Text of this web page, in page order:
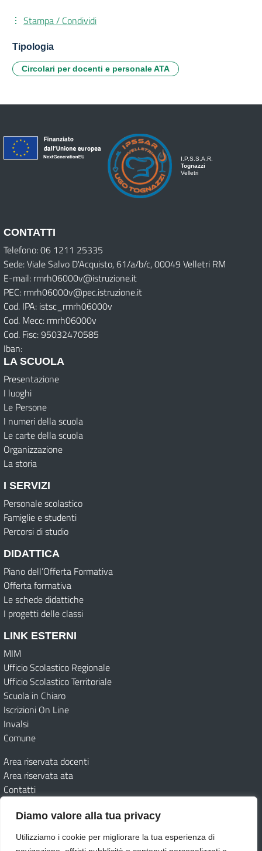
Diamo valore alla tua privacy
Utilizziamo i cookie per migliorare la tua esperienza di
Stampa / Condividi
Tipologia
Circolari per docenti e personale ATA
I.P.S.S.A.R.
Tognazzi
Velletri
CONTATTI
Telefono: 06 1211 25335
Sede: Viale Salvo D'Acquisto, 61/a/b/c, 00049 Velletri RM
E-mail: rmrh06000v@istruzione.it
PEC: rmrh06000v@pec.istruzione.it
Cod. IPA: istsc_rmrh06000v
Cod. Mecc: rmrh06000v
Cod. Fisc: 95032470585
Iban:
LA SCUOLA
Presentazione
I luoghi
Le Persone
I numeri della scuola
Le carte della scuola
Organizzazione
La storia
I SERVIZI
Personale scolastico
Famiglie e studenti
Percorsi di studio
DIDATTICA
Piano dell’Offerta Formativa
Offerta formativa
Le schede didattiche
I progetti delle classi
LINK ESTERNI
MIM
Ufficio Scolastico Regionale
Ufficio Scolastico Territoriale
Scuola in Chiaro
Iscrizioni On Line
Invalsi
Comune
Area riservata docenti
Area riservata ata
Contatti
Amministrazione trasparenteAlbo Online
Dichiarazione di accessibilitàObiettivi di accessibilità